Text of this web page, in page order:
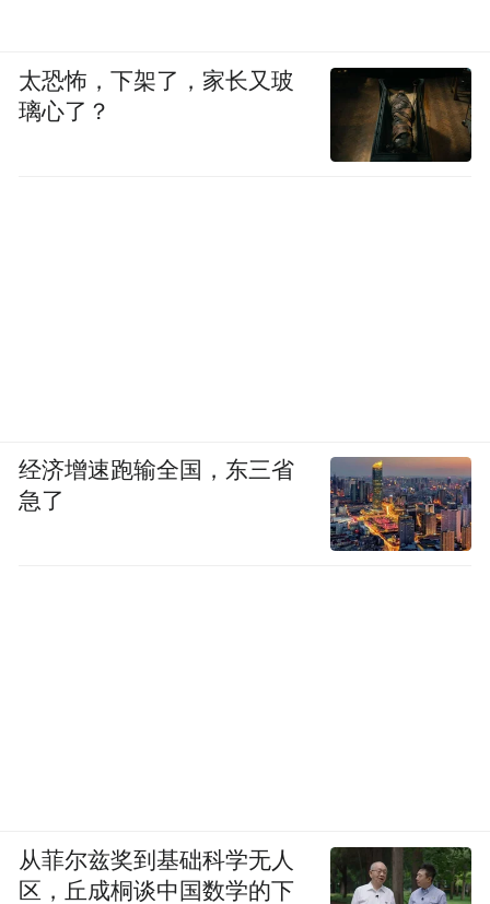
太恐怖，下架了，家长又玻
璃心了？
经济增速跑输全国，东三省
急了
从菲尔兹奖到基础科学无人
区，丘成桐谈中国数学的下